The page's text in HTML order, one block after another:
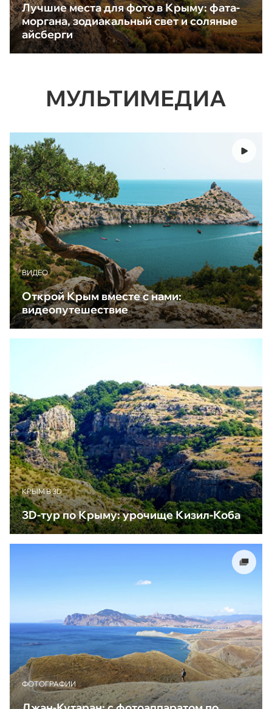
Лучшие места для фото в Крыму: фата-
моргана, зодиакальный свет и соляные
айсберги
МУЛЬТИМЕДИА
ВИДЕО
Открой Крым вместе с нами:
видеопутешествие
КРЫМ В 3D
3D-тур по Крыму: урочище Кизил-Коба
ФОТОГРАФИИ